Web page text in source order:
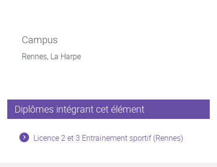
Campus
Rennes, La Harpe
Diplômes intégrant cet élément
Licence 2 et 3 Entrainement sportif (Rennes)